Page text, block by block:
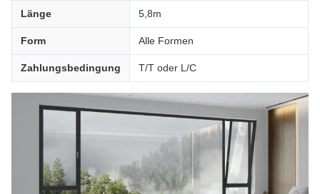
Länge 5,8m
Form Alle Formen
Zahlungsbedingung T/T oder L/C